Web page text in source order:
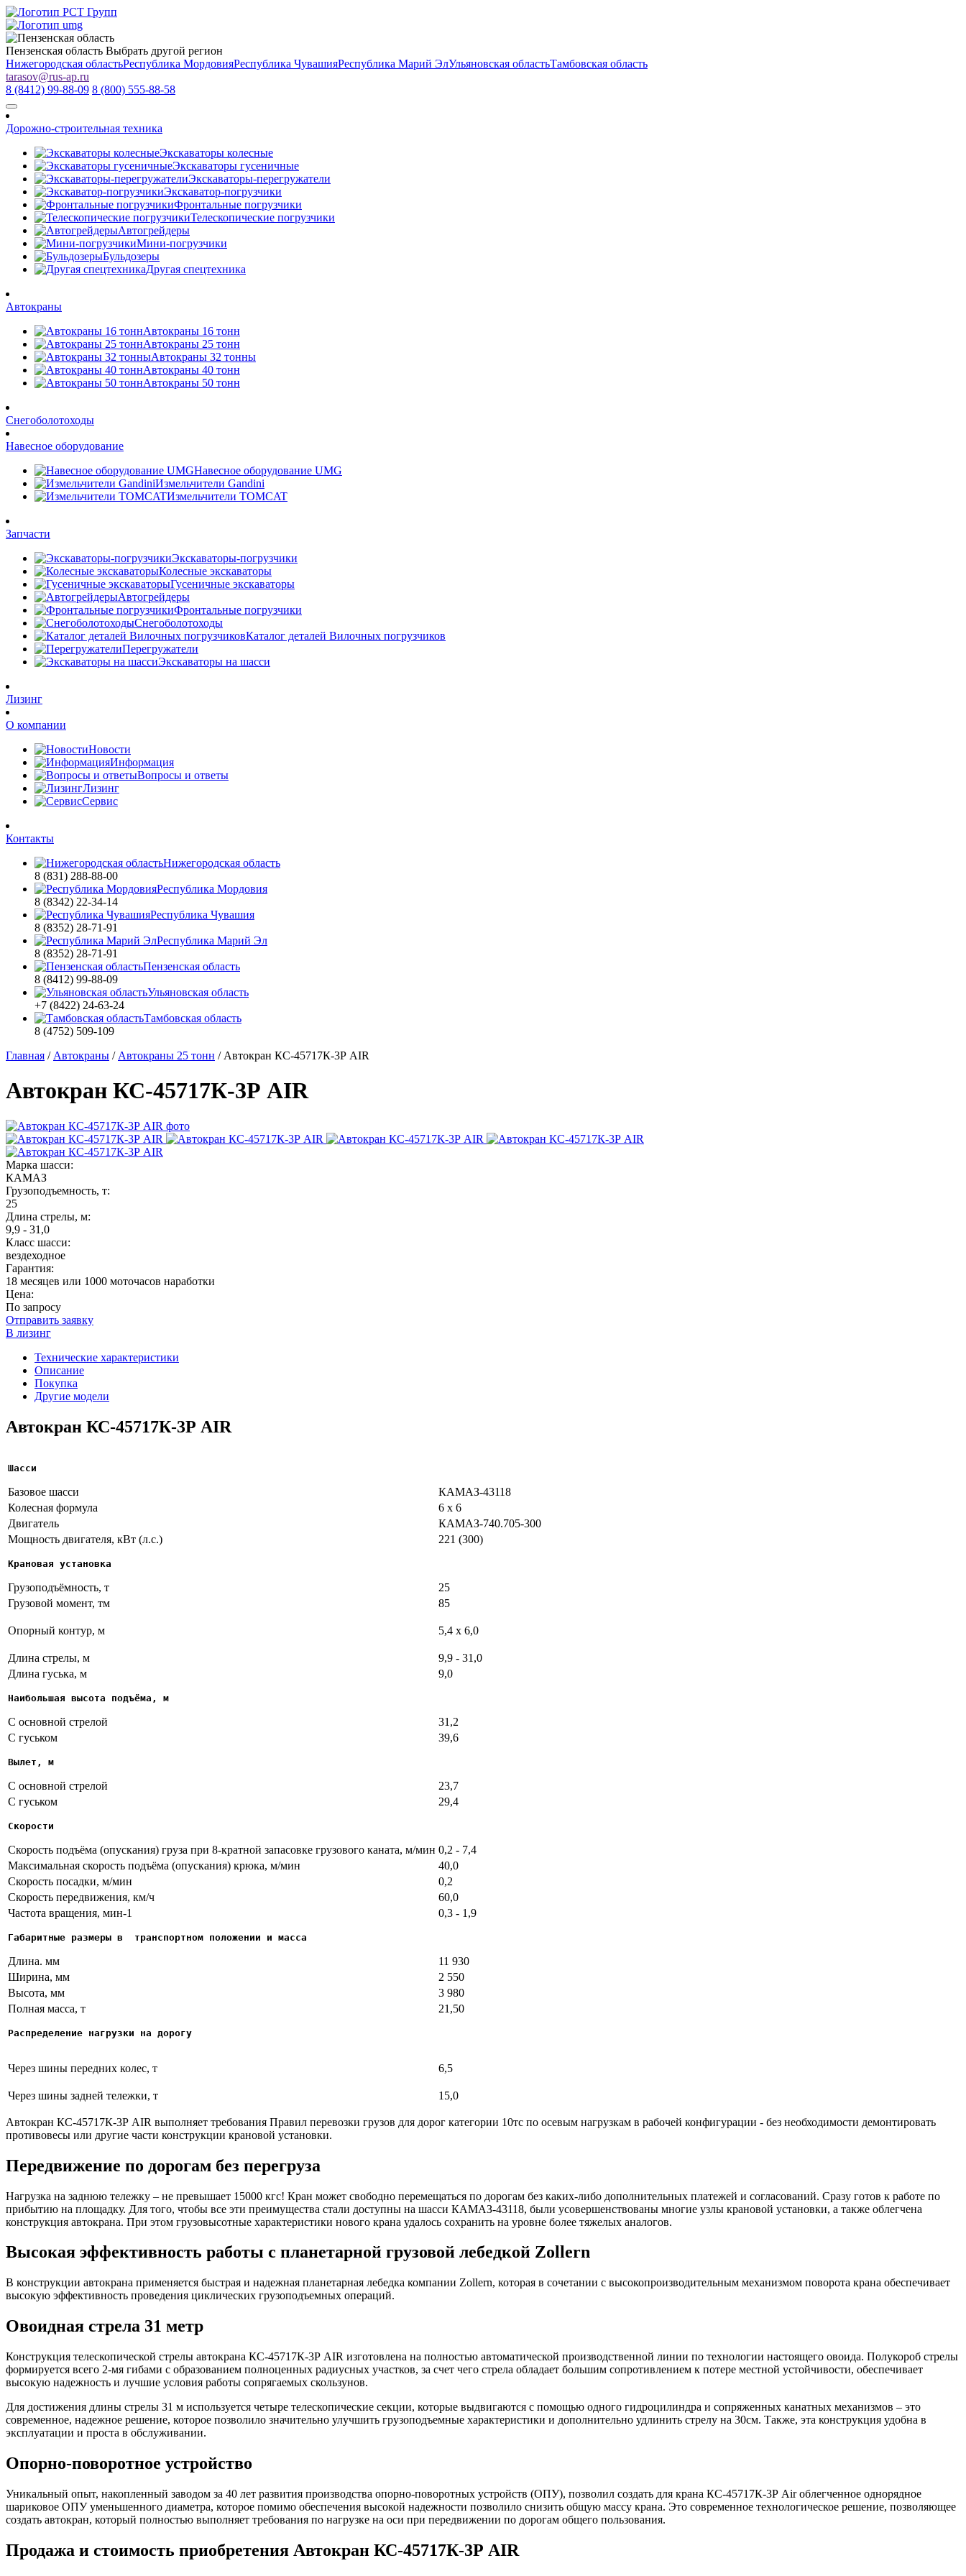
Пензенская область Выбрать другой регион
Нижегородская областьРеспублика МордовияРеспублика ЧувашияРеспублика Марий ЭлУльяновская областьТамбовская область
tarasov@rus-ap.ru
8 (8412) 99-88-09 8 (800) 555-88-58
Дорожно-строительная техника
Экскаваторы колесные
Экскаваторы гусеничные
Экскаваторы-перегружатели
Экскаватор-погрузчики
Фронтальные погрузчики
Телескопические погрузчики
Автогрейдеры
Мини-погрузчики
Бульдозеры
Другая спецтехника
Автокраны
Автокраны 16 тонн
Автокраны 25 тонн
Автокраны 32 тонны
Автокраны 40 тонн
Автокраны 50 тонн
Снегоболотоходы
Навесное оборудование
Навесное оборудование UMG
Измельчители Gandini
Измельчители TOMCAT
Запчасти
Экскаваторы-погрузчики
Колесные экскаваторы
Гусеничные экскаваторы
Автогрейдеры
Фронтальные погрузчики
Снегоболотоходы
Каталог деталей Вилочных погрузчиков
Перегружатели
Экскаваторы на шасси
Лизинг
О компании
Новости
Информация
Вопросы и ответы
Лизинг
Сервис
Контакты
Нижегородская область
8 (831) 288-88-00
Республика Мордовия
8 (8342) 22-34-14
Республика Чувашия
8 (8352) 28-71-91
Республика Марий Эл
8 (8352) 28-71-91
Пензенская область
8 (8412) 99-88-09
Ульяновская область
+7 (8422) 24-63-24
Тамбовская область
8 (4752) 509-109
Главная / Автокраны / Автокраны 25 тонн / Автокран КС-45717К-3Р AIR
Автокран КС-45717К-3Р AIR
Марка шасси:
КАМАЗ
Грузоподъемность, т:
25
Длина стрелы, м:
9,9 - 31,0
Класс шасси:
вездеходное
Гарантия:
18 месяцев или 1000 моточасов наработки
Цена:
По запросу
Отправить заявку
В лизинг
Технические характеристики
Описание
Покупка
Другие модели
Автокран КС-45717К-3Р AIR
Шасси
Базовое шасси
КАМАЗ-43118
Колесная формула
6 х 6
Двигатель
КАМАЗ-740.705-300
Мощность двигателя, кВт (л.с.)
221 (300)
Крановая установка
Грузоподъёмность, т
25
Грузовой момент, тм
85
Опорный контур, м 5,4 х 6,0
Длина стрелы, м
9,9 - 31,0
Длина гуська, м
9,0
Наибольшая высота подъёма, м
С основной стрелой
31,2
С гуськом
39,6
Вылет, м
С основной стрелой
23,7
С гуськом
29,4
Скорости
Скорость подъёма (опускания) груза при 8-кратной запасовке грузового каната, м/мин 0,2 - 7,4
Максимальная скорость подъёма (опускания) крюка, м/мин
40,0
Скорость посадки, м/мин
0,2
Скорость передвижения, км/ч
60,0
Частота вращения, мин-1
0,3 - 1,9
Габаритные размеры в  транспортном положении и масса
Длина. мм
11 930
Ширина, мм
2 550
Высота, мм
3 980
Полная масса, т
21,50
Распределение нагрузки на дорогу
Через шины передних колес, т 6,5
Через шины задней тележки, т 15,0
Автокран КС-45717К-3Р AIR выполняет требования Правил перевозки грузов для дорог категории 10тс по осевым нагрузкам в рабочей конфигурации - без необходимости демонтировать
противовесы или другие части конструкции крановой установки.
Передвижение по дорогам без перегруза
Нагрузка на заднюю тележку – не превышает 15000 кгс! Кран может свободно перемещаться по дорогам без каких-либо дополнительных платежей и согласований. Сразу готов к работе по
прибытию на площадку. Для того, чтобы все эти преимущества стали доступны на шасси КАМАЗ-43118, были усовершенствованы многие узлы крановой установки, а также облегчена
конструкция автокрана. При этом грузовысотные характеристики нового крана удалось сохранить на уровне более тяжелых аналогов.
Высокая эффективность работы с планетарной грузовой лебедкой Zollern
В конструкции автокрана применяется быстрая и надежная планетарная лебедка компании Zollern, которая в сочетании с высокопроизводительным механизмом поворота крана обеспечивает
высокую эффективность проведения циклических грузоподъемных операций.
Овоидная стрела 31 метр
Конструкция телескопической стрелы автокрана КС-45717К-3Р AIR изготовлена на полностью автоматической производственной линии по технологии настоящего овоида. Полукороб стрелы
формируется всего 2-мя гибами с образованием полноценных радиусных участков, за счет чего стрела обладает большим сопротивлением к потере местной устойчивости, обеспечивает
высокую надежность и лучшие условия работы сопрягаемых скользунов.
Для достижения длины стрелы 31 м используется четыре телескопические секции, которые выдвигаются с помощью одного гидроцилиндра и сопряженных канатных механизмов – это
современное, надежное решение, которое позволило значительно улучшить грузоподъемные характеристики и дополнительно удлинить стрелу на 30см. Также, эта конструкция удобна в
эксплуатации и проста в обслуживании.
Опорно-поворотное устройство
Уникальный опыт, накопленный заводом за 40 лет развития производства опорно-поворотных устройств (ОПУ), позволил создать для крана КС-45717К-3Р Air облегченное однорядное
шариковое ОПУ уменьшенного диаметра, которое помимо обеспечения высокой надежности позволило снизить общую массу крана. Это современное технологическое решение, позволяющее
создать автокран, который полностью выполняет требования по нагрузке на оси при передвижении по дорогам общего пользования.
Продажа и cтоимость приобретения Автокран КС-45717К-3Р AIR